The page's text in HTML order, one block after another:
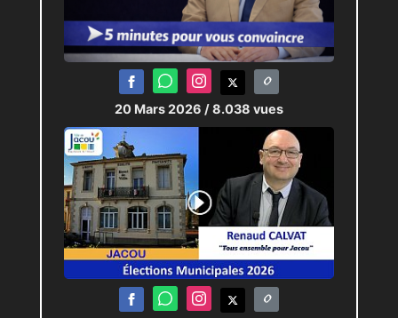
20 Mars 2026 / 8.038 vues